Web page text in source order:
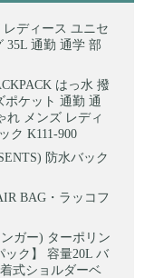
ディース ユニセ
35L 通勤 通学 部
はっ水 撥
ポケット 通勤 通
れ メンズ レディ
ク K111-900
防水バック
BAG・ラッコフ
ガー) ターポリン
ック】 容量20L バ
式ショルダーベ